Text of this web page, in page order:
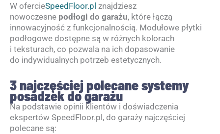
W ofercieSpeedFloor.pl znajdziesz
nowoczesne podłogi do garażu, które łączą
innowacyjność z funkcjonalnością. Modułowe płytki
podłogowe dostępne są w różnych kolorach
i teksturach, co pozwala na ich dopasowanie
do indywidualnych potrzeb estetycznych.
3 najczęściej polecane systemy
posadzek do garażu
Na podstawie opinii klientów i doświadczenia
ekspertów SpeedFloor.pl, do garaży najczęściej
polecane są: